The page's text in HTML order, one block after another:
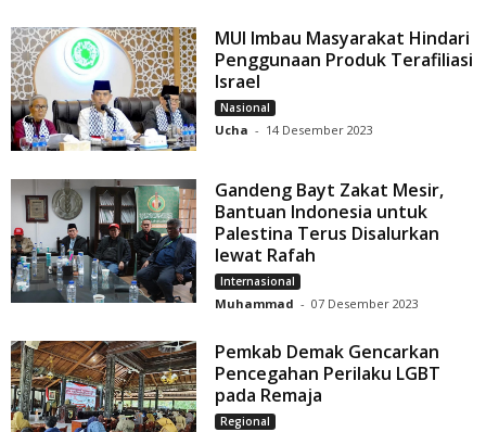
MUI Imbau Masyarakat Hindari
Penggunaan Produk Terafiliasi
Israel
Nasional
Ucha - 14 Desember 2023
Gandeng Bayt Zakat Mesir,
Bantuan Indonesia untuk
Palestina Terus Disalurkan
lewat Rafah
Internasional
Muhammad - 07 Desember 2023
Pemkab Demak Gencarkan
Pencegahan Perilaku LGBT
pada Remaja
Regional